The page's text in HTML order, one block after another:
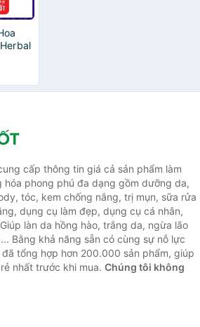
cấp thông tin giá cả sản phẩm làm
hóa phong phú đa dạng gồm dưỡng da,
tóc, kem chống nắng, trị mụn, sữa rửa
dụng cụ làm đẹp, dụng cụ cá nhân,
làn da hồng hào, trắng da, ngừa lão
Bằng khả năng sẵn có cùng sự nỗ lực
tổng hợp hơn 200.000 sản phẩm, giúp
nhất trước khi mua. Chúng tôi không